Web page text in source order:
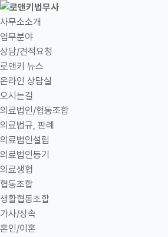
사무소소개
업무분야
상담/견적요청
로앤키 뉴스
온라인 상담실
오시는길
의료법인/협동조합
의료법규, 판례
의료법인설립
의료법인등기
의료생협
협동조합
생활협동조합
가사/상속
혼인/이혼